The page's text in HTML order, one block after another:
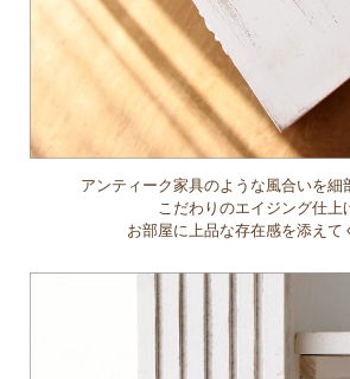
アンティーク家具のような風合いを細
こだわりのエイジング仕上
お部屋に上品な存在感を添えて